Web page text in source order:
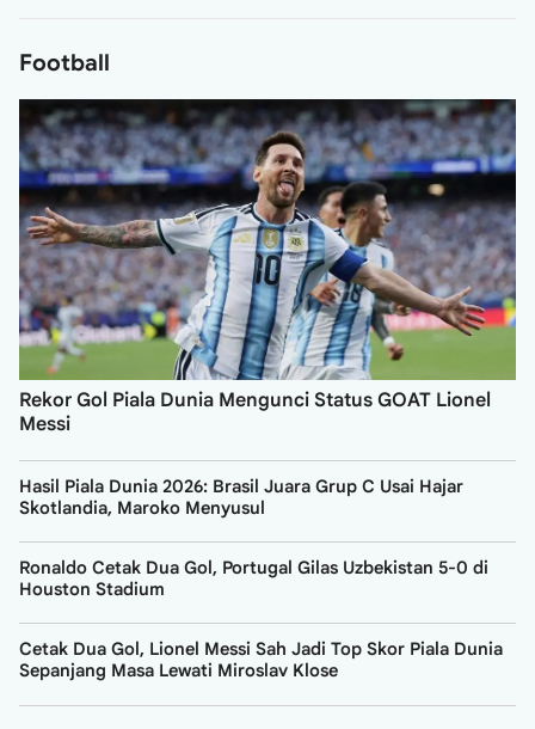
Football
Rekor Gol Piala Dunia Mengunci Status GOAT Lionel
Messi
Hasil Piala Dunia 2026: Brasil Juara Grup C Usai Hajar
Skotlandia, Maroko Menyusul
Ronaldo Cetak Dua Gol, Portugal Gilas Uzbekistan 5-0 di
Houston Stadium
Cetak Dua Gol, Lionel Messi Sah Jadi Top Skor Piala Dunia
Sepanjang Masa Lewati Miroslav Klose